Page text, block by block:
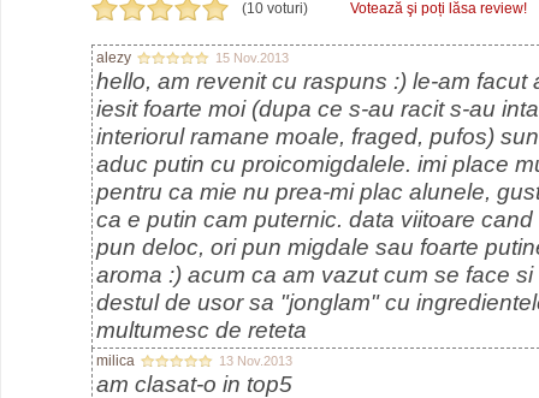
(10 voturi) Votează şi poți lăsa review!
alezy 15 Nov.2013
hello, am revenit cu raspuns :) le-am facut
iesit foarte moi (dupa ce s-au racit s-au
interiorul ramane moale, fraged, pufos)
aduc putin cu proicomigdalele. imi place
pentru ca mie nu prea-mi plac alunele,
ca e putin cam puternic. data viitoare
pun deloc, ori pun migdale sau foarte
aroma :) acum ca am vazut cum se face
destul de usor sa "jonglam" cu
multumesc de reteta
milica 13 Nov.2013
am clasat-o in top5